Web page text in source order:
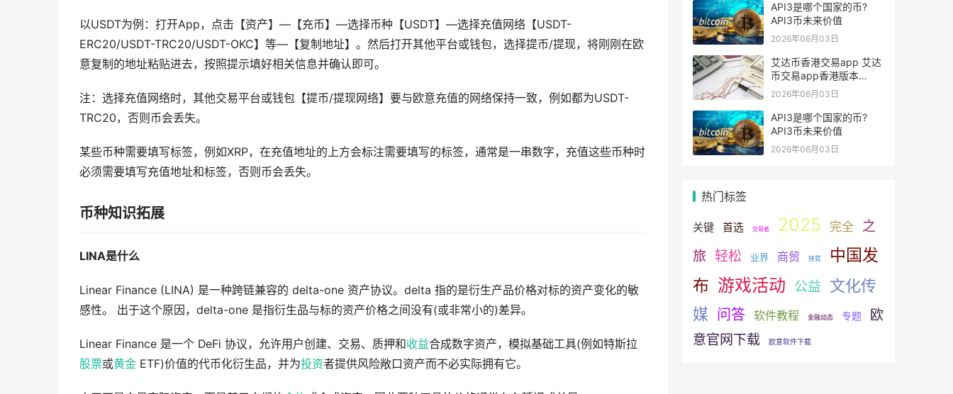
以USDT为例：打开App，点击【资产】—【充币】—选择币种【USDT】—选择充值网络【USDT-
ERC20/USDT-TRC20/USDT-OKC】等—【复制地址】。然后打开其他平台或钱包，选择提币/提现，将刚刚在欧
意复制的地址粘贴进去，按照提示填好相关信息并确认即可。
注：选择充值网络时，其他交易平台或钱包【提币/提现网络】要与欧意充值的网络保持一致，例如都为USDT-
TRC20，否则币会丢失。
某些币种需要填写标签，例如XRP，在充值地址的上方会标注需要填写的标签，通常是一串数字，充值这些币种时
必须需要填写充值地址和标签，否则币会丢失。
币种知识拓展
LINA是什么
Linear Finance (LINA) 是一种跨链兼容的 delta-one 资产协议。delta 指的是衍生产品价格对标的资产变化的敏
感性。 出于这个原因，delta-one 是指衍生品与标的资产价格之间没有(或非常小的)差异。
Linear Finance 是一个 DeFi 协议，允许用户创建、交易、质押和收益合成数字资产，模拟基础工具(例如特斯拉
股票或黄金 ETF)价值的代币化衍生品，并为投资者提供风险敞口资产而不必实际拥有它。
API3是哪个国家的币?
API3币未来价值
2026年06月03日
艾达币香港交易app 艾达
币交易app香港版本
v6.0.9
2026年06月03日
API3是哪个国家的币?
API3币未来价值
2026年06月03日
热门标签
关键 首选 交易者 2025 完全
之
旅
轻松 业界 商贸 扶贫
中国发
布 游戏活动 公益
文化传
媒 问答 软件教程 金融动态 专题
欧
意官网下载
欧意软件下载